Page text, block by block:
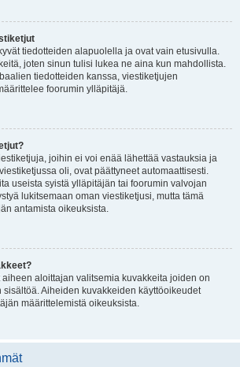
tiedotteiden alapuolella ja ovat vain etusivulla.
joten sinun tulisi lukea ne aina kun mahdollista.
tiedotteiden kanssa, viestiketjujen
foorumin ylläpitäjä.
joihin ei voi enää lähettää vastauksia ja
oli, ovat päättyneet automaattisesti.
useista syistä ylläpitäjän tai foorumin valvojan
lukitsemaan oman viestiketjusi, mutta tämä
antamista oikeuksista.
aloittajan valitsemia kuvakkeita joiden on
Aiheiden kuvakkeiden käyttöoikeudet
määrittelemistä oikeuksista.